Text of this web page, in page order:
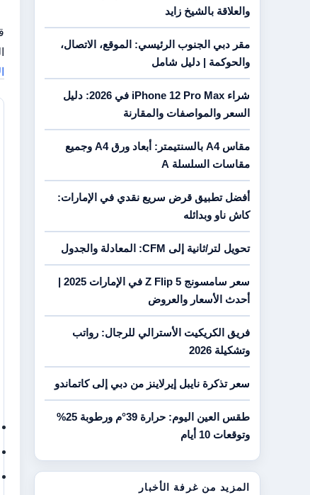
والعلاقة بالشيخ زايد
مقر دبي الجنوب الرئيسي: الموقع، الاتصال،
والحوكمة | دليل شامل
شراء iPhone 12 Pro Max في 2026: دليل
السعر والمواصفات والمقارنة
مقاس A4 بالسنتيمتر: أبعاد ورق A4 وجميع
مقاسات السلسلة A
أفضل تطبيق قرض سريع نقدي في الإمارات:
كاش ناو وبدائله
تحويل لتر/ثانية إلى CFM: المعادلة والجدول
سعر سامسونج Z Flip 5 في الإمارات 2025 |
أحدث الأسعار والعروض
فريق الكريكيت الأسترالي للرجال: رواتب
وتشكيلة 2026
سعر تذكرة نايبل إيرلاينز من دبي إلى كاتماندو
طقس العين اليوم: حرارة 39°م ورطوبة 25%
وتوقعات 10 أيام
المزيد من غرفة الأخبار